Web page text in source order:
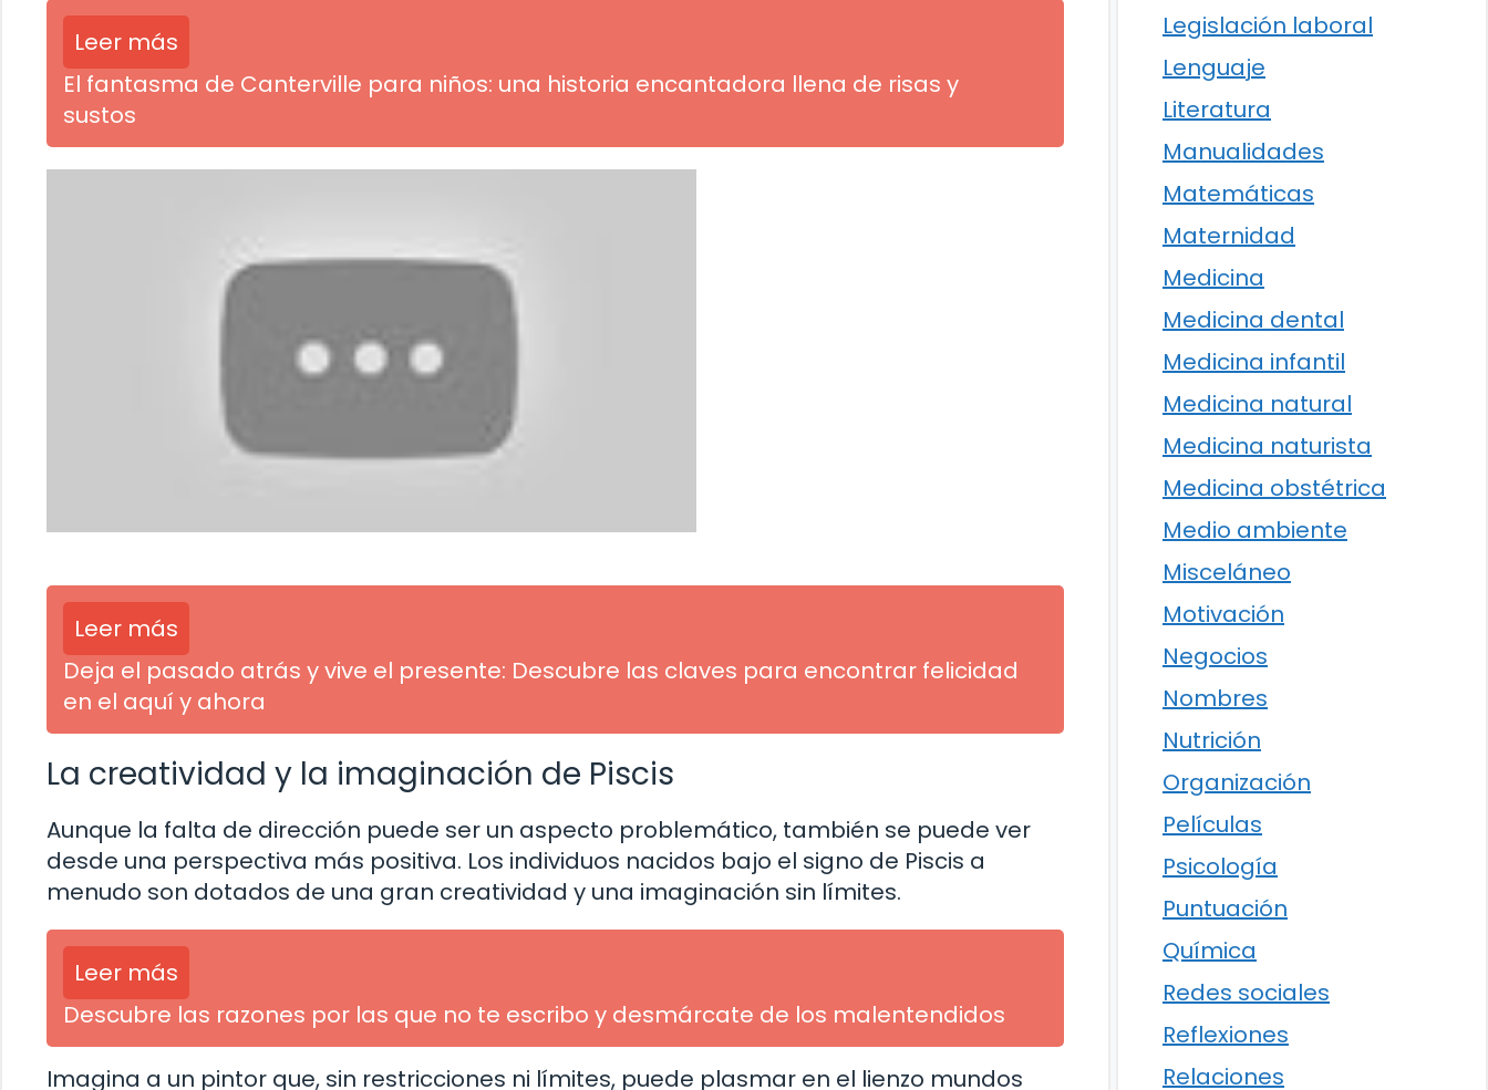
Leer más
El fantasma de Canterville para niños: una historia encantadora llena de risas y
sustos
Leer más
Deja el pasado atrás y vive el presente: Descubre las claves para encontrar felicidad
en el aquí y ahora
La creatividad y la imaginación de Piscis
Aunque la falta de dirección puede ser un aspecto problemático, también se puede ver
desde una perspectiva más positiva. Los individuos nacidos bajo el signo de Piscis a
menudo son dotados de una gran creatividad y una imaginación sin límites.
Leer más
Descubre las razones por las que no te escribo y desmárcate de los malentendidos
Imagina a un pintor que, sin restricciones ni límites, puede plasmar en el lienzo mundos
Legislación laboral
Lenguaje
Literatura
Manualidades
Matemáticas
Maternidad
Medicina
Medicina dental
Medicina infantil
Medicina natural
Medicina naturista
Medicina obstétrica
Medio ambiente
Misceláneo
Motivación
Negocios
Nombres
Nutrición
Organización
Películas
Psicología
Puntuación
Química
Redes sociales
Reflexiones
Relaciones